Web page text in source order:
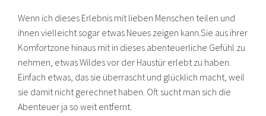
Wenn ich dieses Erlebnis mit lieben Menschen teilen und
ihnen vielleicht sogar etwas Neues zeigen kann.Sie aus ihrer
Komfortzone hinaus mit in dieses abenteuerliche Gefühl zu
nehmen, etwas Wildes vor der Haustür erlebt zu haben.
Einfach etwas, das sie überrascht und glücklich macht, weil
sie damit nicht gerechnet haben. Oft sucht man sich die
Abenteuer ja so weit entfernt.